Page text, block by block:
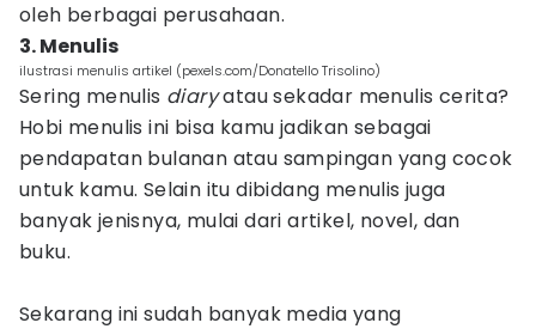
oleh berbagai perusahaan.
3. Menulis
ilustrasi menulis artikel (pexels.com/Donatello Trisolino)
Sering menulis diaryatau sekadar menulis cerita?
Hobi menulis ini bisa kamu jadikan sebagai
pendapatan bulanan atau sampingan yang cocok
untuk kamu. Selain itu dibidang menulis juga
banyak jenisnya, mulai dari artikel, novel, dan
buku.
Sekarang ini sudah banyak media yang